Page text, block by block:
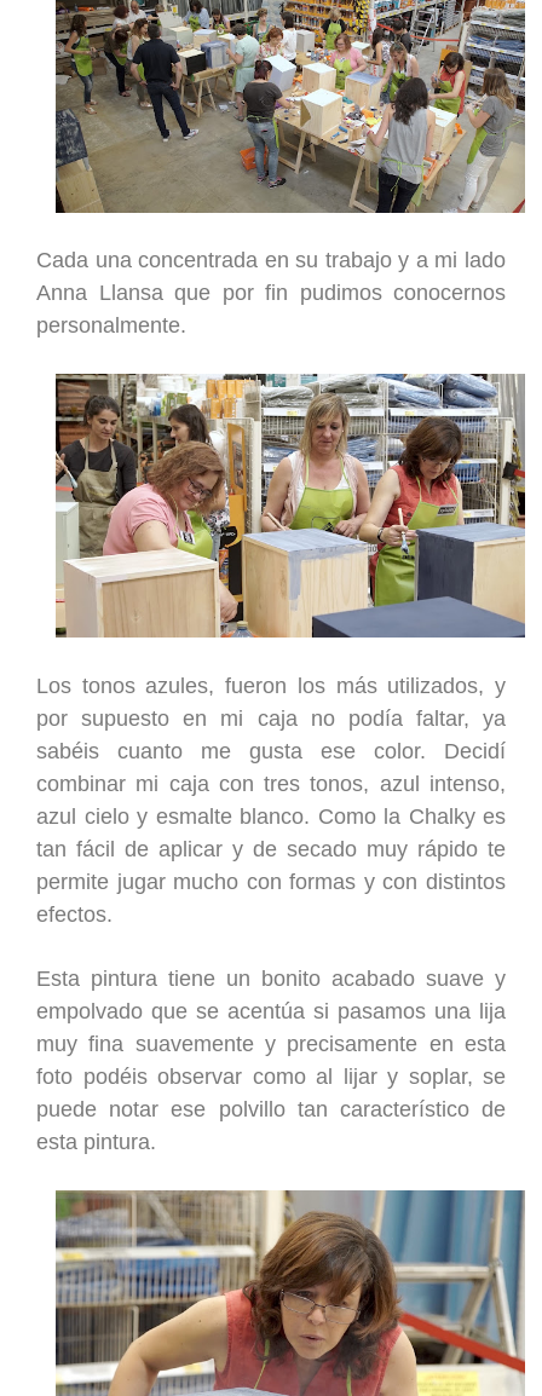
Cada una concentrada en su trabajo y a mi lado
Anna Llansa que por fin pudimos conocernos
personalmente.
Los tonos azules, fueron los más utilizados, y
por supuesto en mi caja no podía faltar, ya
sabéis cuanto me gusta ese color. Decidí
combinar mi caja con tres tonos, azul intenso,
azul cielo y esmalte blanco. Como la Chalky es
tan fácil de aplicar y de secado muy rápido te
permite jugar mucho con formas y con distintos
efectos.
Esta pintura tiene un bonito acabado suave y
empolvado que se acentúa si pasamos una lija
muy fina suavemente y precisamente en esta
foto podéis observar como al lijar y soplar, se
puede notar ese polvillo tan característico de
esta pintura.